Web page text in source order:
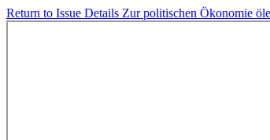
Return to Issue Details Zur politischen Ökonomie